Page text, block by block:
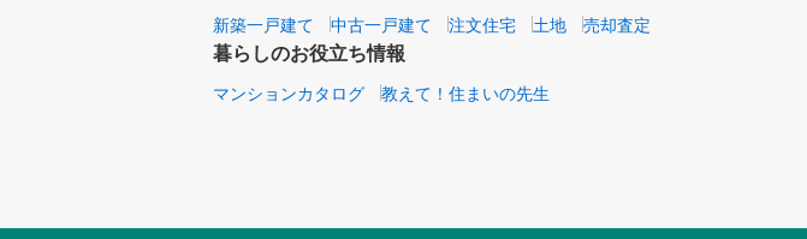
新築一戸建て
中古一戸建て 注文住宅 土地 売却査定
暮らしのお役立ち情報
マンションカタログ 教えて！住まいの先生